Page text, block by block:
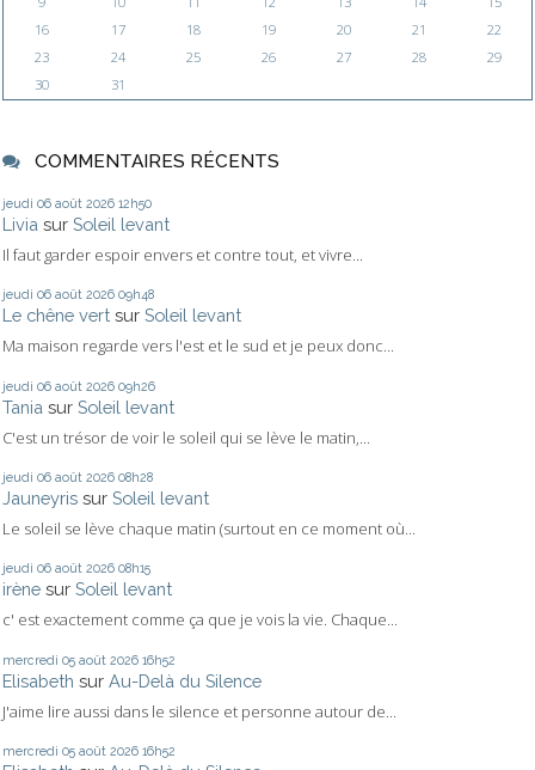
16
17 18 19 20 21
22
23
24 25 26 27 28
29
30
31
COMMENTAIRES RÉCENTS
jeudi 06 août 2026 12h50
Livia sur Soleil levant
Il faut garder espoir envers et contre tout, et vivre...
jeudi 06 août 2026 09h48
Le chêne vert sur Soleil levant
Ma maison regarde vers l'est et le sud et je peux donc...
jeudi 06 août 2026 09h26
Tania sur Soleil levant
C'est un trésor de voir le soleil qui se lève le matin,...
jeudi 06 août 2026 08h28
Jauneyris sur Soleil levant
Le soleil se lève chaque matin (surtout en ce moment où...
jeudi 06 août 2026 08h15
irène sur Soleil levant
c' est exactement comme ça que je vois la vie. Chaque...
mercredi 05 août 2026 16h52
Elisabeth sur Au-Delà du Silence
J'aime lire aussi dans le silence et personne autour de...
mercredi 05 août 2026 16h52